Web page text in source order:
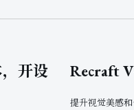
开设
Recraft
提升视觉美感